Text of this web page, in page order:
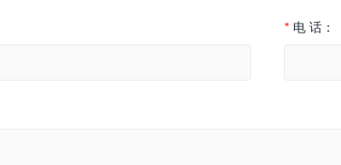
* 电 话：